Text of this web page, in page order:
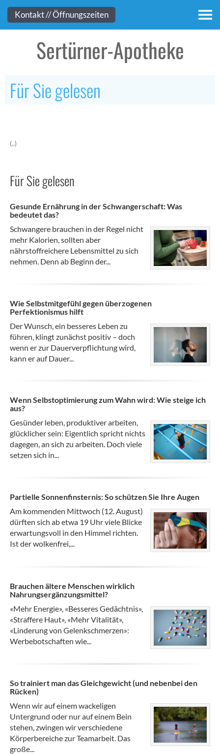
Kontakt
Sertürner-Apotheke
Für Sie gelesen
(..)
Für Sie gelesen
Gesunde Ernährung in der Schwangerschaft: Was
bedeutet das?
Schwangere brauchen in der Regel nicht
mehr Kalorien, sollten aber
nährstoffreichere Lebensmittel zu sich
nehmen. Denn ab Beginn der...
Wie Selbstmitgefühl gegen überzogenen
Perfektionismus hilft
Der Wunsch, ein besseres Leben zu
führen, klingt zunächst positiv – doch
wenn er zur Dauerverpflichtung wird,
kann er auf Dauer...
Wenn Selbstoptimierung zum Wahn wird: Wie steige ich
aus?
Gesünder leben, produktiver arbeiten,
glücklicher sein: Eigentlich spricht nichts
dagegen, an sich zu arbeiten. Doch viele
setzen sich in...
Partielle Sonnenfinsternis: So schützen Sie Ihre Augen
Am kommenden Mittwoch (12. August)
dürften sich ab etwa 19 Uhr viele Blicke
erwartungsvoll in den Himmel richten.
Ist der wolkenfrei,...
Brauchen ältere Menschen wirklich
Nahrungsergänzungsmittel?
«Mehr Energie», «Besseres Gedächtnis»,
«Straffere Haut», «Mehr Vitalität»,
«Linderung von Gelenkschmerzen»:
Werbebotschaften wie...
So trainiert man das Gleichgewicht (und nebenbei den
Rücken)
Wenn wir auf einem wackeligen
Untergrund oder nur auf einem Bein
stehen, zwingen wir verschiedene
Körperbereiche zur Teamarbeit. Das
große...
Kontakt // Öffnungszeiten